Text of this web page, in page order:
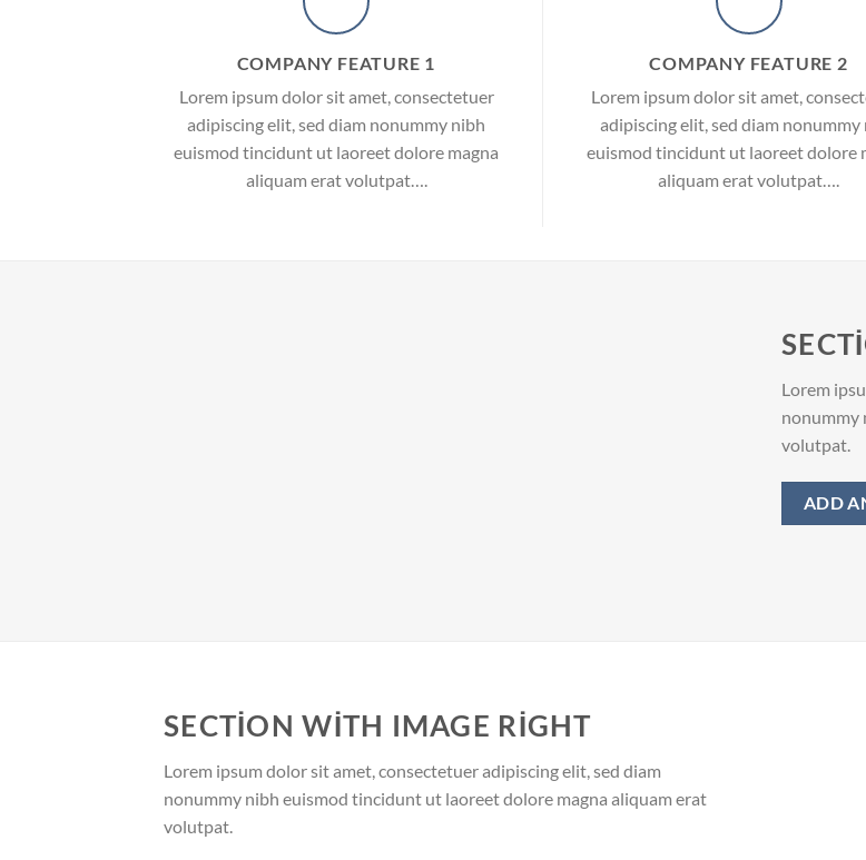
COMPANY FEATURE 1
Lorem ipsum dolor sit amet, consectetuer
adipiscing elit, sed diam nonummy nibh
euismod tincidunt ut laoreet dolore magna
aliquam erat volutpat….
COMPANY FEATURE 2
Lorem ipsum dolor sit amet,
adipiscing elit, sed diam nonummy
euismod tincidunt ut laoreet dolore
aliquam erat volutpat….
Lorem
nonummy
volutpat.
ADD
SECTION WITH IMAGE RIGHT
Lorem ipsum dolor sit amet, consectetuer adipiscing elit, sed diam
nonummy nibh euismod tincidunt ut laoreet dolore magna aliquam erat
volutpat.